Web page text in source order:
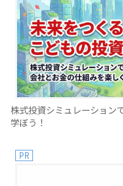
株式投資シミュレーション
学ぼう！
PR